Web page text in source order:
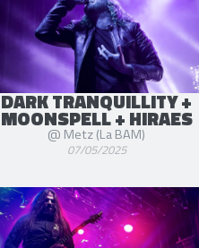
DARK TRANQUILLITY +
MOONSPELL + HIRAES
@ Metz (La BAM)
07/05/2025